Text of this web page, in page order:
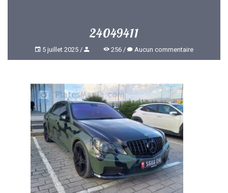
24049411
5 juillet 2025 256 Aucun commentaire